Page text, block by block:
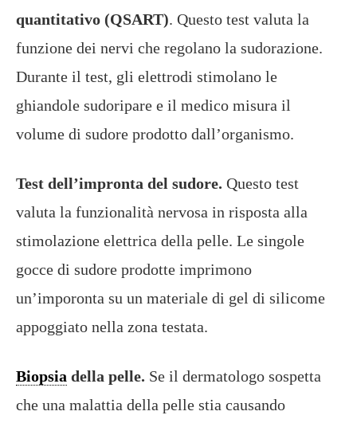
quantitativo (QSART). Questo test valuta la
funzione dei nervi che regolano la sudorazione.
Durante il test, gli elettrodi stimolano le
ghiandole sudoripare e il medico misura il
volume di sudore prodotto dall’organismo.
Test dell’impronta del sudore. Questo test
valuta la funzionalità nervosa in risposta alla
stimolazione elettrica della pelle. Le singole
gocce di sudore prodotte imprimono
un’imporonta su un materiale di gel di silicome
appoggiato nella zona testata.
Biopsia della pelle. Se il dermatologo sospetta
che una malattia della pelle stia causando